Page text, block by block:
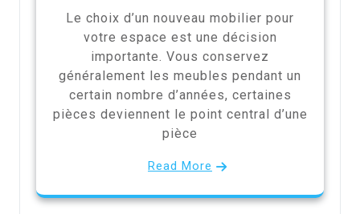
Le choix d’un nouveau mobilier pour
votre espace est une décision
importante. Vous conservez
généralement les meubles pendant un
certain nombre d’années, certaines
pièces deviennent le point central d’une
pièce
Read More